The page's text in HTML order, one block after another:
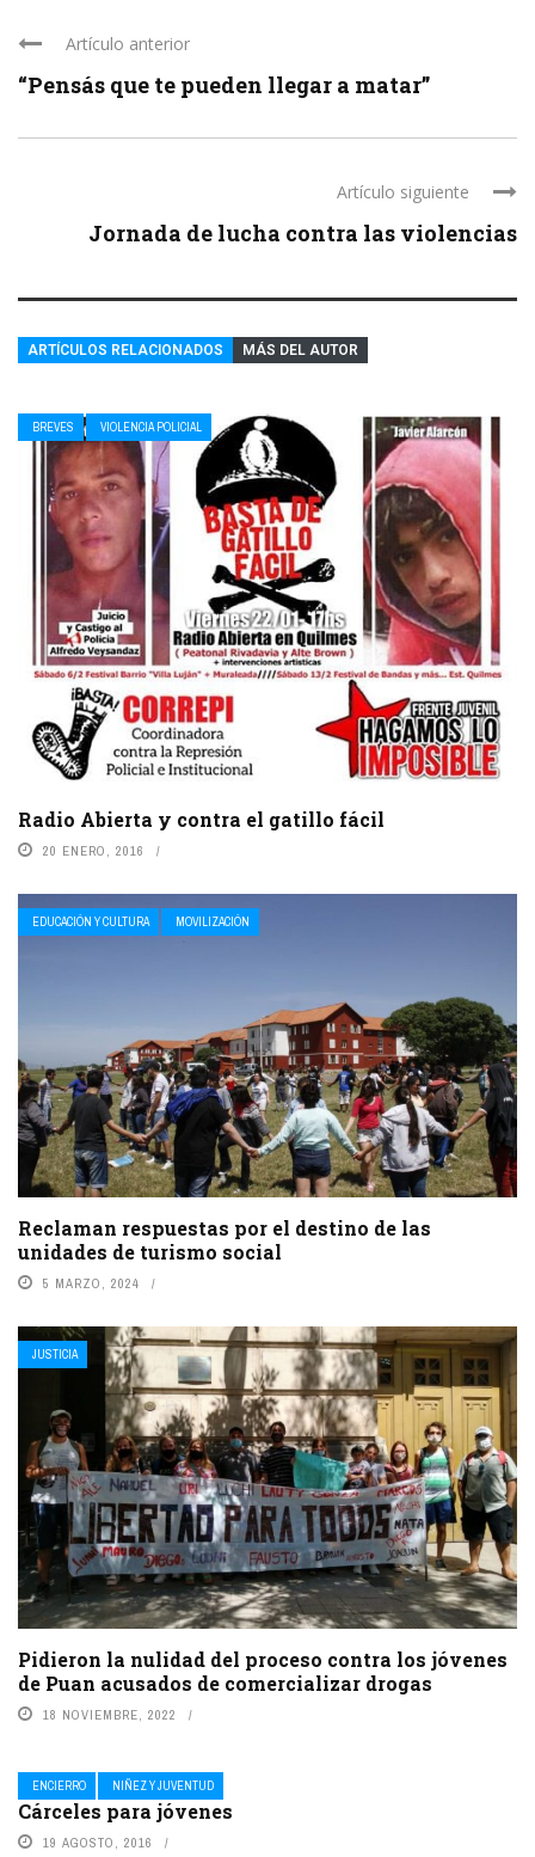
Artículo anterior
“Pensás que te pueden llegar a matar”
Artículo siguiente
Jornada de lucha contra las violencias
ARTÍCULOS RELACIONADOS MÁS DEL AUTOR
BREVES VIOLENCIA POLICIAL
Radio Abierta y contra el gatillo fácil
20 ENERO, 2016
EDUCACIÓN Y CULTURA MOVILIZACIÓN
Reclaman respuestas por el destino de las
unidades de turismo social
5 MARZO, 2024
JUSTICIA
Pidieron la nulidad del proceso contra los jóvenes
de Puan acusados de comercializar drogas
18 NOVIEMBRE, 2022
ENCIERRO NIÑEZ Y JUVENTUD
Cárceles para jóvenes
19 AGOSTO, 2016